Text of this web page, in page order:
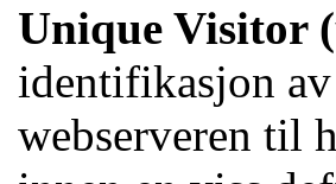
Unique Visitor
identifikasjon
webserveren til